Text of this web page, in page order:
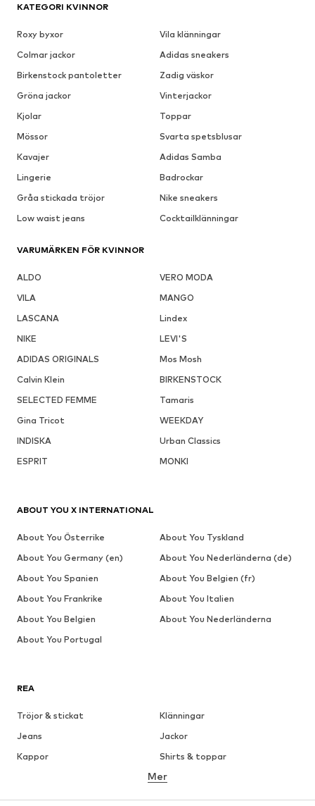
KATEGORI KVINNOR
Roxy byxor
Vila klänningar
Colmar jackor
Adidas sneakers
Birkenstock pantoletter
Zadig väskor
Gröna jackor
Vinterjackor
Kjolar
Toppar
Mössor
Svarta spetsblusar
Kavajer
Adidas Samba
Lingerie
Badrockar
Gråa stickada tröjor
Nike sneakers
Low waist jeans
Cocktailklänningar
VARUMÄRKEN FÖR KVINNOR
ALDO
VERO MODA
VILA
MANGO
LASCANA
Lindex
NIKE
LEVI'S
ADIDAS ORIGINALS
Mos Mosh
Calvin Klein
BIRKENSTOCK
SELECTED FEMME
Tamaris
Gina Tricot
WEEKDAY
INDISKA
Urban Classics
ESPRIT
MONKI
REA
Tröjor & stickat
Klänningar
Jeans
Jackor
Kappor
Shirts & toppar
Underkläder
Mer
ABOUT YOU X INTERNATIONAL
About You Österrike
About You Tyskland
About You Germany (en)
About You Nederländerna (de)
About You Spanien
About You Belgien (fr)
About You Frankrike
About You Italien
About You Belgien
About You Nederländerna
About You Portugal